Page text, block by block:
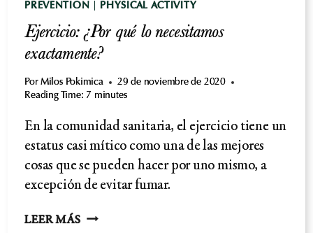
PREVENTION PHYSICAL ACTIVITY
Ejercicio: ¿Por qué lo necesitamos
exactamente?
Por Milos Pokimica
29 de noviembre de 2020
Reading Time: 7 minutes
En la comunidad sanitaria, el ejercicio tiene un
estatus casi mítico como una de las mejores
cosas que se pueden hacer por uno mismo, a
excepción de evitar fumar.
LEER MÁSEJERCICIO: